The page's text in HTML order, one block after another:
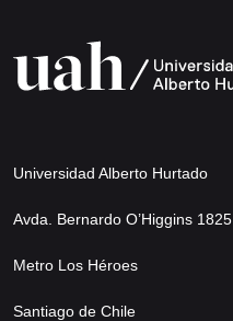
Universidad Alberto Hurtado
Avda. Bernardo O’Higgins 1825
Metro Los Héroes
Santiago de Chile